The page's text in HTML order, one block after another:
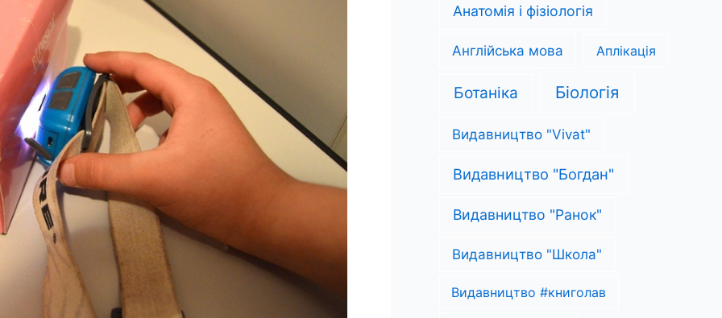
Анатомія і фізіологія
Англійська мова Аплікація
Ботаніка Біологія
Видавництво "Vivat"
Видавництво "Богдан"
Видавництво "Ранок"
Видавництво "Школа"
Видавництво #книголав